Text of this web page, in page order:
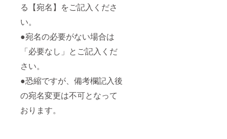
る【宛名】をご記入くださ
い。
●宛名の必要がない場合は
「必要なし」とご記入くだ
さい。
●恐縮ですが、備考欄記入後
の宛名変更は不可となって
おります。